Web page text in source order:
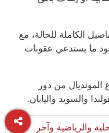
الكاملة للحالة، مع
ما يستدعي عقوبات
من دور
والسويد واليابان.
والرياضية وآخر